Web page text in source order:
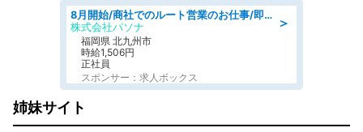
＞
8月開始/商社でのルート営業のお仕事/即日勤務可/車通勤可/営業
株式会社パソナ
福岡県 北九州市
時給1,506円
正社員
スポンサー：求人ボックス
姉妹サイト